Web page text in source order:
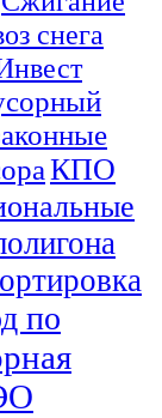
снега
КПО
по